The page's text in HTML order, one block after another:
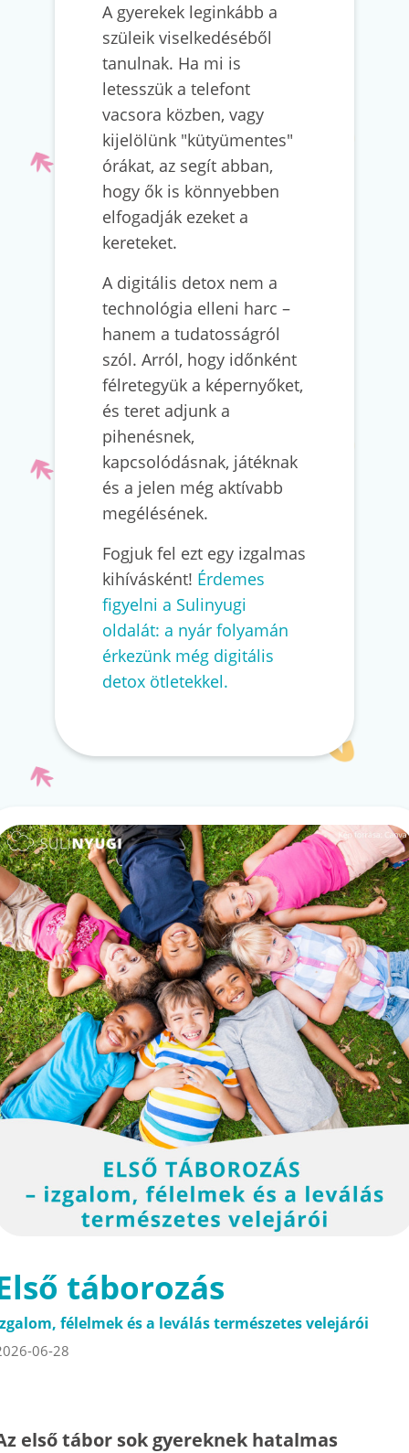
A gyerekek leginkább a
szüleik viselkedéséből
tanulnak. Ha mi is
letesszük a telefont
vacsora közben, vagy
kijelölünk "kütyümentes"
órákat, az segít abban,
hogy ők is könnyebben
elfogadják ezeket a
kereteket.
A digitális detox nem a
technológia elleni harc –
hanem a tudatosságról
szól. Arról, hogy időnként
félretegyük a képernyőket,
és teret adjunk a
pihenésnek,
kapcsolódásnak, játéknak
és a jelen még aktívabb
megélésének.
Fogjuk fel ezt egy izgalmas
kihívásként! Érdemes
figyelni a Sulinyugi
oldalát: a nyár folyamán
érkezünk még digitális
detox ötletekkel.
táborozás
félelmek és a leválás természetes velejárói
06-28
első tábor sok gyereknek hatalmas